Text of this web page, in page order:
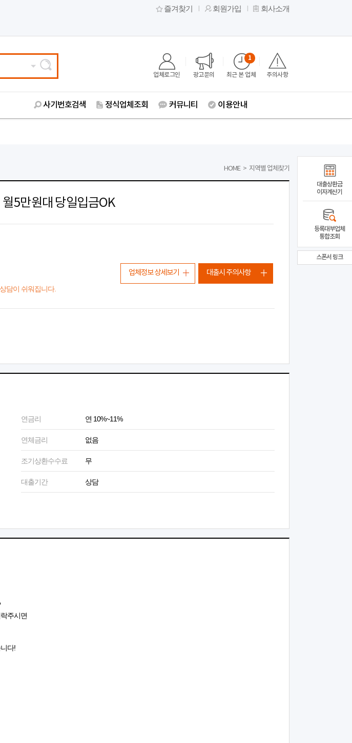
즐겨찾기 회원가입 회사소개
업체로그인 광고문의 최근 본 업체
1
주의사항
사기번호검색 정식업체조회 커뮤니티 이용안내
HOME > 지역별 업체찾기
5만원대 당일입금OK
담이 쉬워집니다.
업체정보 상세보기 대출시 주의사항
연금리 연 10%~11%
연체금리 없음
조기상환수수료 무
대출기간 상담
주시면
다!
대출상환금
이자계산기
등록대부업체
통합조회
스폰서 링크